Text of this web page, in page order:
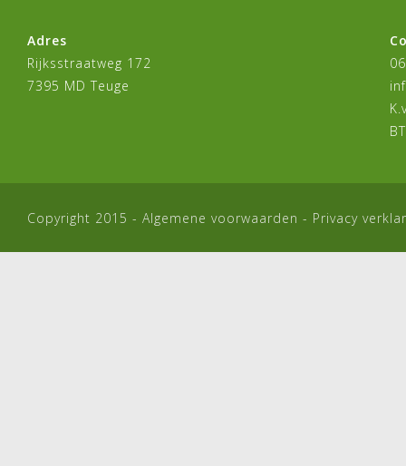
Adres
Rijksstraatweg 172
7395 MD Teuge
Copyright 2015 - Algemene voorwaarden - Privacy